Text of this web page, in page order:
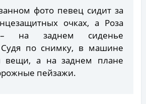
фото певец сидит за
очках, а Роза
на заднем сиденье
Судя по снимку, в машине
вещи, а на заднем плане
пейзажи.